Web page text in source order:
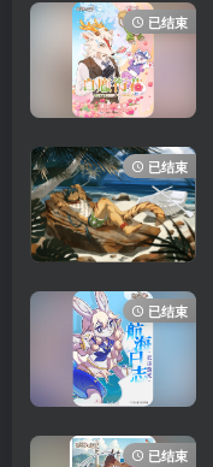
已结束
已结束
已结束
已结束